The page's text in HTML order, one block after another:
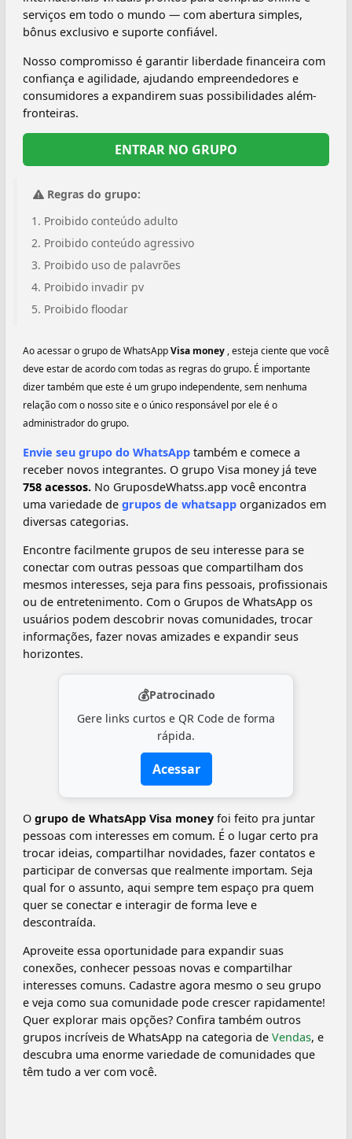
serviços em todo o mundo — com abertura simples,
bônus exclusivo e suporte confiável.
Nosso compromisso é garantir liberdade financeira com
confiança e agilidade, ajudando empreendedores e
consumidores a expandirem suas possibilidades além-
fronteiras.
ENTRAR NO GRUPO
Regras do grupo:
Proibido conteúdo adulto
Proibido conteúdo agressivo
Proibido uso de palavrões
Proibido invadir pv
Proibido floodar
Ao acessar o grupo de WhatsAppVisa money , esteja ciente que você
deve estar de acordo com todas as regras do grupo. É importante
dizer também que este é um grupo independente, sem nenhuma
relação com o nosso site e o único responsável por ele é o
administrador do grupo.
Envie seu grupo do WhatsApp também e comece a
receber novos integrantes. O grupo Visa money já teve
758 acessos. No GruposdeWhatss.app você encontra
uma variedade de grupos de whatsapp organizados em
diversas categorias.
Encontre facilmente grupos de seu interesse para se
conectar com outras pessoas que compartilham dos
mesmos interesses, seja para fins pessoais, profissionais
ou de entretenimento. Com o Grupos de WhatsApp os
usuários podem descobrir novas comunidades, trocar
informações, fazer novas amizades e expandir seus
horizontes.
💰Patrocinado
Gere links curtos e QR Code de forma
rápida.
Acessar
O grupo de WhatsApp Visa money foi feito pra juntar
pessoas com interesses em comum. É o lugar certo pra
trocar ideias, compartilhar novidades, fazer contatos e
participar de conversas que realmente importam. Seja
qual for o assunto, aqui sempre tem espaço pra quem
quer se conectar e interagir de forma leve e
descontraída.
Aproveite essa oportunidade para expandir suas
conexões, conhecer pessoas novas e compartilhar
interesses comuns. Cadastre agora mesmo o seu grupo
e veja como sua comunidade pode crescer rapidamente!
Quer explorar mais opções? Confira também outros
grupos incríveis de WhatsApp na categoria de Vendas, e
descubra uma enorme variedade de comunidades que
têm tudo a ver com você.